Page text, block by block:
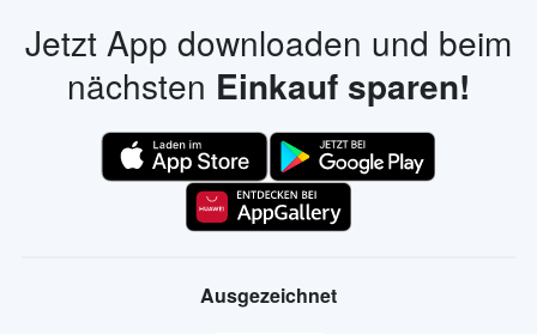
Jetzt App downloaden und beim
nächsten Einkauf sparen!
Ausgezeichnet